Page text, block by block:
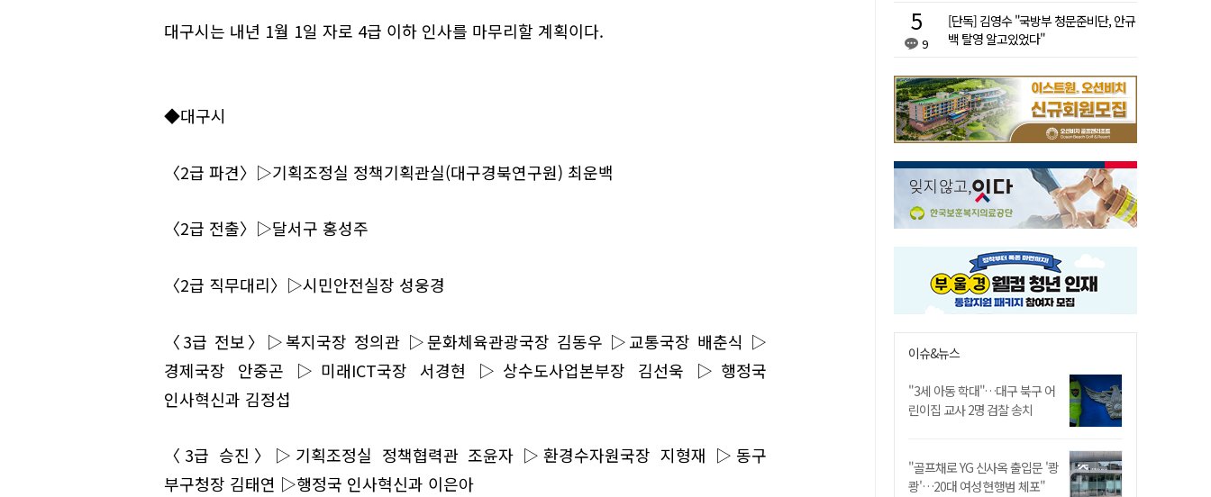
대구시는 내년 1월 1일 자로 4급 이하 인사를 마무리할 계획이다.
◆대구시
〈2급 파견〉▷기획조정실 정책기획관실(대구경북연구원) 최운백
〈2급 전출〉▷달서구 홍성주
〈2급 직무대리〉▷시민안전실장 성웅경
〈3급 전보〉▷복지국장 정의관 ▷문화체육관광국장 김동우 ▷교통국장 배춘식 ▷
경제국장 안중곤 ▷미래ICT국장 서경현 ▷상수도사업본부장 김선욱 ▷행정국
인사혁신과 김정섭
〈3급 승진〉▷기획조정실 정책협력관 조윤자 ▷환경수자원국장 지형재 ▷동구
부구청장 김태연 ▷행정국 인사혁신과 이은아
9
[단독] 김영수 "국방부 청문준비단, 안규
백 탈영 알고있었다"
이슈&뉴스
"3세 아동 학대"…대구 북구 어
린이집 교사 2명 검찰 송치
"골프채로 YG 신사옥 출입문 '쾅
쾅'…20대 여성 현행범 체포"